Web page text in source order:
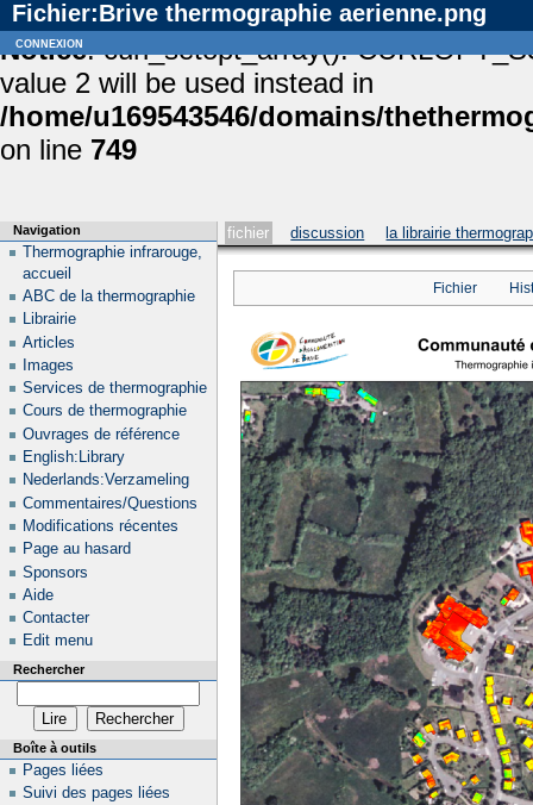
Notice: curl_setopt_array():
value 2 will be used instead in
/home/u169543546/domains/
on line 749
Fichier:Brive thermographie aerienne.png
fichier discussion la librairie
Fichier
Navigation
Thermographie infrarouge,
accueil
ABC de la thermographie
Librairie
Articles
Images
Services de thermographie
Cours de thermographie
Ouvrages de référence
English:Library
Nederlands:Verzameling
Commentaires/Questions
Modifications récentes
Page au hasard
Sponsors
Aide
Contacter
Edit menu
Rechercher
Boîte à outils
Pages liées
Suivi des pages liées
connexion